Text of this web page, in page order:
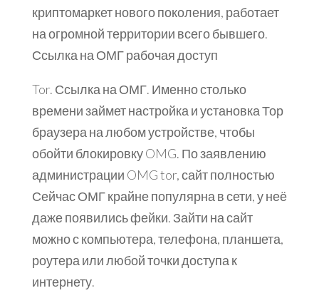
криптомаркет нового поколения, работает
на огромной территории всего бывшего.
Ссылка на ОМГ рабочая доступ
Tor. Ссылка на ОМГ. Именно столько
времени займет настройка и установка Тор
браузера на любом устройстве, чтобы
обойти блокировку OMG. По заявлению
администрации OMG tor, сайт полностью
Сейчас ОМГ крайне популярна в сети, у неё
даже появились фейки. Зайти на сайт
можно с компьютера, телефона, планшета,
роутера или любой точки доступа к
интернету.